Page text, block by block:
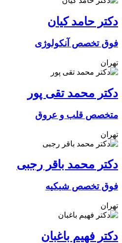
دکتر حامد کیان
فوق تخصص آنکولوژی
تهران
دکتر محمد تقی پور
متخصص قلب و عروق
تهران
دکتر محمد باقر رجبی
فوق تخصص شبکیه
تهران
دکتر فهیم باغبان